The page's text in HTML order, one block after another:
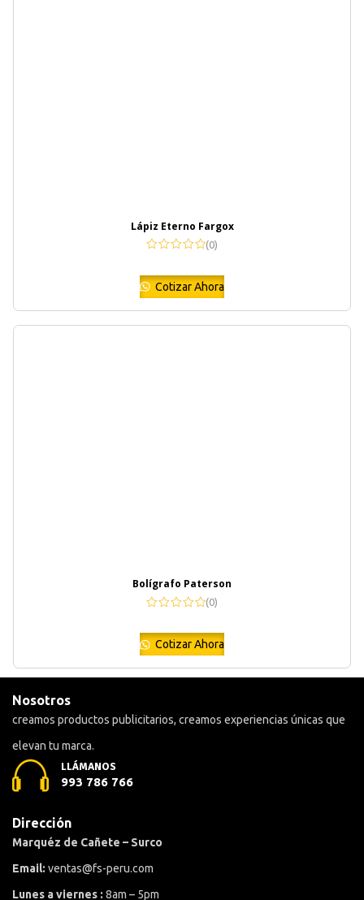
Lápiz Eterno Fargox
(0)
Cotizar Ahora
Bolígrafo Paterson
(0)
Cotizar Ahora
Nosotros
creamos productos publicitarios, creamos experiencias únicas que
elevan tu marca.
LLÁMANOS
993 786 766
Dirección
Marquéz de Cañete – Surco
Email: ventas@fs-peru.com
Lunes a viernes : 8am – 5pm